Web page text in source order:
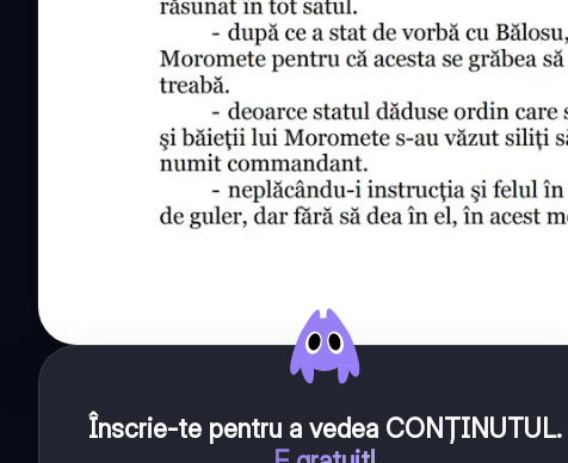
Înscrie-te pentru a vedea CONȚINUTUL.